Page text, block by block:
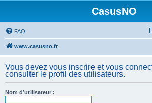
CasusNO
FAQ
www.casusno.fr
Vous devez vous inscrire et vous
consulter le profil des utilisateurs.
Nom d’utilisateur :